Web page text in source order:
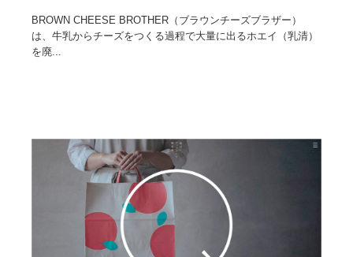
BROWN CHEESE BROTHER（ブラウンチーズブラザー）
は、牛乳からチーズをつくる過程で大量に出るホエイ（乳清）
を廃...